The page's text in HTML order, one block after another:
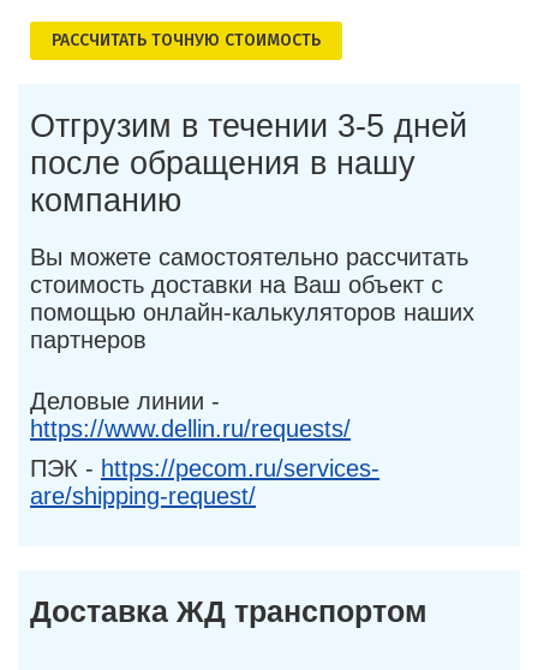
РАСCЧИТАТЬ ТОЧНУЮ СТОИМОСТЬ
Отгрузим в течении 3-5 дней
после обращения в нашу
компанию
Вы можете самостоятельно рассчитать
стоимость доставки на Ваш объект с
помощью онлайн-калькуляторов наших
партнеров
Деловые линии -
https://www.dellin.ru/requests/
ПЭК - https://pecom.ru/services-
are/shipping-request/
Доставка ЖД транспортом